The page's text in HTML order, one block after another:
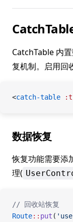
CatchTable 内
复机制。启用回
<catch-table
数据恢复
恢复功能需要添
理(
// 回收站恢复
Route:: put (